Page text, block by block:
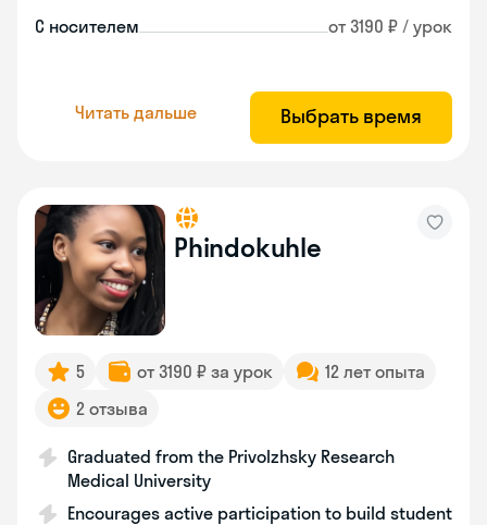
С носителем от 3190 ₽ / урок
Читать дальше Выбрать время
Phindokuhle
5 от 3190 ₽ за урок
12 лет опыта
2 отзыва
Graduated from the Privolzhsky Research
Medical University
Encourages active participation to build student